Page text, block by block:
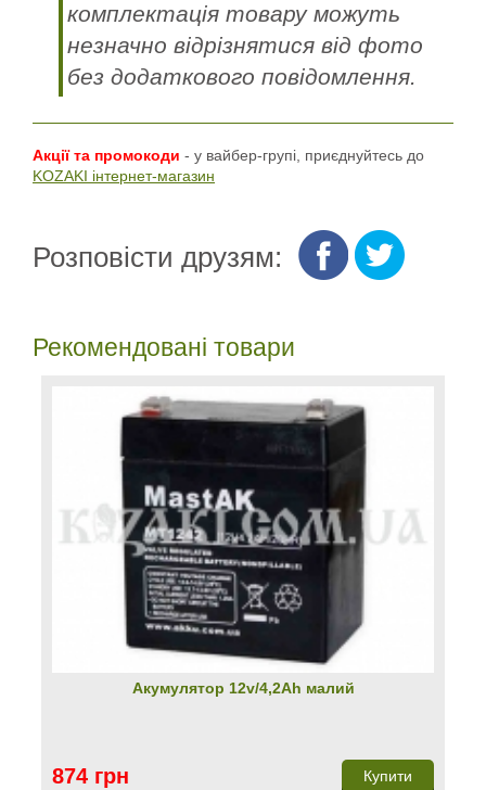
комплектація товару можуть
незначно відрізнятися від фото
без додаткового повідомлення.
Акції та промокоди - у вайбер-групі, приєднуйтесь до
KOZAKI інтернет-магазин
Розповісти друзям:
Рекомендовані товари
Акумулятор 12v/4,2Ah малий
874 грн Купити